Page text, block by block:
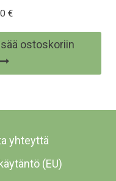
€
ostoskoriin
yhteyttä
(EU)